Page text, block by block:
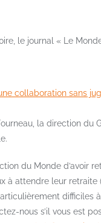
le journal « Le
collaboration sans
la direction du
du Monde d’avoir
à attendre leur retraite
difficiles
nous s’il vous est